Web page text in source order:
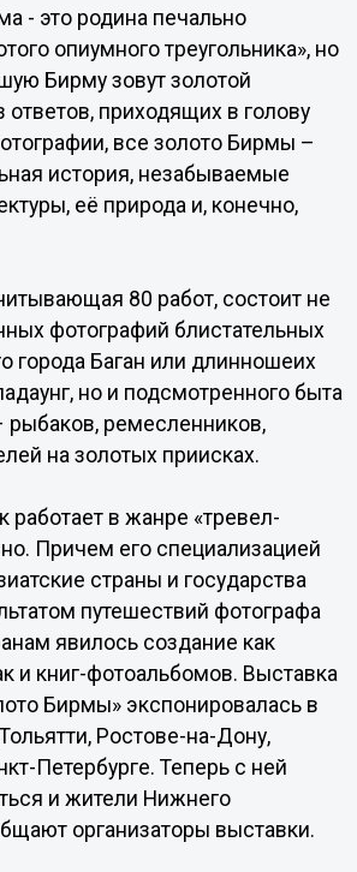
- это родина печально
опиумного треугольника», но
Бирму зовут золотой
ответов, приходящих в голову
все золото Бирмы –
история, незабываемые
её природа и, конечно,
80 работ, состоит не
фотографий блистательных
города Баган или длинношеих
но и подсмотренного быта
ремесленников,
на золотых приисках.
работает в жанре «тревел-
Причем его специализацией
страны и государства
путешествий фотографа
явилось создание как
и книг-фотоальбомов. Выставка
Бирмы» экспонировалась в
Ростове-на-Дону,
Петербурге. Теперь с ней
и жители Нижнего
организаторы выставки.